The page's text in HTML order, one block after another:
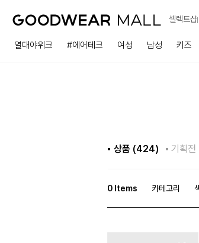
셀렉트샵
열대야위크 #에어테크 여성 남성 키즈
상품 (424) 기획전
0 Items 카테고리